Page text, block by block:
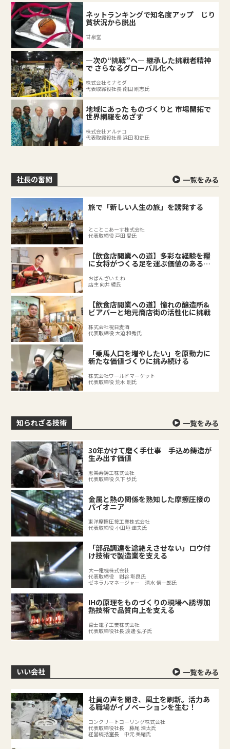
ネットランキングで知名度アップ じり
貧状況から脱出
甘泉堂
―次の“挑戦”へ― 継承した挑戦者精神
で さらなるグローバル化へ
株式会社ミナミダ
代表取締役社長 南田 剛志氏
地域にあった ものづくりと 市場開拓で
世界網羅をめざす
株式会社アルテコ
代表取締役社長 浜田 和史氏
社長の奮闘 一覧をみる
旅で「新しい人生の旅」を誘発する
とことこあーす株式会社
代表取締役 戸田 愛氏
【飲食店開業への道】多彩な経験を糧
に女将がつくる足を運ぶ価値のある料
おばんざい たね
店主 向井 綾氏
【飲食店開業への道】憧れの醸造所&
ビアバーと地元商店街の活性化に挑戦
株式会社祝日麦酒
代表取締役 大迫 和秀氏
「乗馬人口を増やしたい」を原動力に
新たな価値づくりに挑み続ける
株式会社ワールドマーケット
代表取締役 荒木 剛氏
知られざる技術 一覧をみる
30年かけて磨く手仕事 手込め鋳造が
生み出す価値
恵美寿鋳工株式会社
代表取締役 久下 歩氏
金属と熱の関係を熟知した摩擦圧接の
パイオニア
東洋摩擦圧接工業株式会社
代表取締役 小田垣 達夫氏
「部品調達を途絶えさせない」ロウ付
け技術で製造業を支える
大一電機株式会社
代表取締役 紺谷 彰良氏
ゼネラルマネージャー 清水 信一郎氏
IHの原理をものづくりの現場へ誘導加
熱技術で品質向上を支える
富士電子工業株式会社
代表取締役社長 渡邊 弘子氏
いい会社 一覧をみる
社員の声を聞き、風土を刷新。活力あ
る職場がイノベーションを生む！
コンクリートコーリング株式会社
代表取締役社長 藤尾 浩太氏
経営統括室長 中元 美緒氏